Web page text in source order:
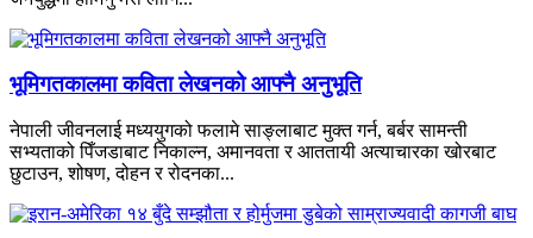
भूमिगतकालमा कविता लेखनको आफ्नै अनुभूति
नेपाली जीवनलाई मध्ययुगको फलामे साङ्लाबाट मुक्त गर्न, बर्बर सामन्ती
सभ्यताको पिँजडाबाट निकाल्न, अमानवता र आततायी अत्याचारका खोरबाट
छुटाउन, शोषण, दोहन र रोदनका...